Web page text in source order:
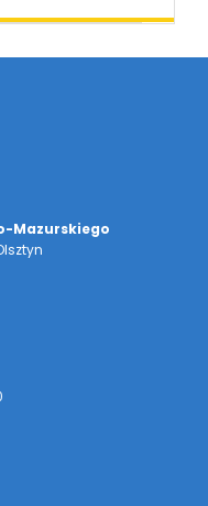
Mazurskiego